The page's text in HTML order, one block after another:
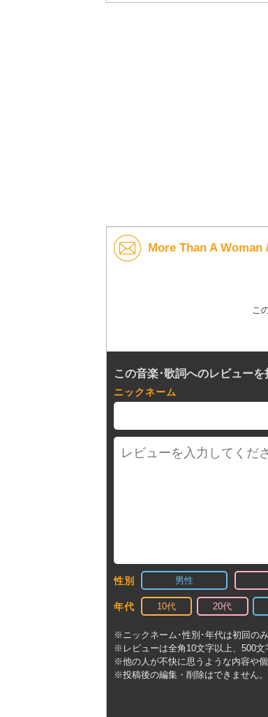
More Than A Woman
こ
この音楽･歌詞へのレビューを
ニックネーム
性別 男性
年代 10代 20代
※ニックネーム･性別･年代は初回のみ
※レビューは全角10文字以上、500文
※他の人が不快に思うような内容や
※投稿後の編集・削除はできません。